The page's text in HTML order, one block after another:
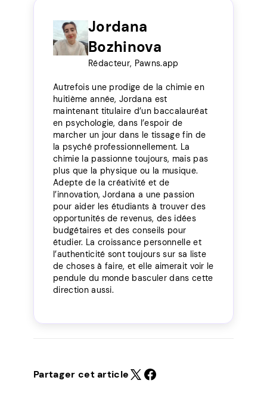
Jordana
Bozhinova
Rédacteur, Pawns.app
Autrefois une prodige de la chimie en
huitième année, Jordana est
maintenant titulaire d’un baccalauréat
en psychologie, dans l’espoir de
marcher un jour dans le tissage fin de
la psyché professionnellement. La
chimie la passionne toujours, mais pas
plus que la physique ou la musique.
Adepte de la créativité et de
l’innovation, Jordana a une passion
pour aider les étudiants à trouver des
opportunités de revenus, des idées
budgétaires et des conseils pour
étudier. La croissance personnelle et
l’authenticité sont toujours sur sa liste
de choses à faire, et elle aimerait voir le
pendule du monde basculer dans cette
direction aussi.
Partager cet article